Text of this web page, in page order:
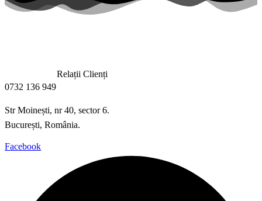
Relații Clienți
0732 136 949
Str Moinești, nr 40, sector 6.
București, România.
Facebook